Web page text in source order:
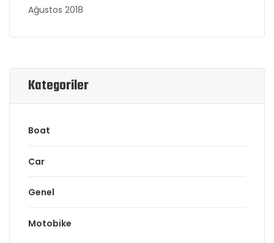
Ağustos 2018
Kategoriler
Boat
Car
Genel
Motobike